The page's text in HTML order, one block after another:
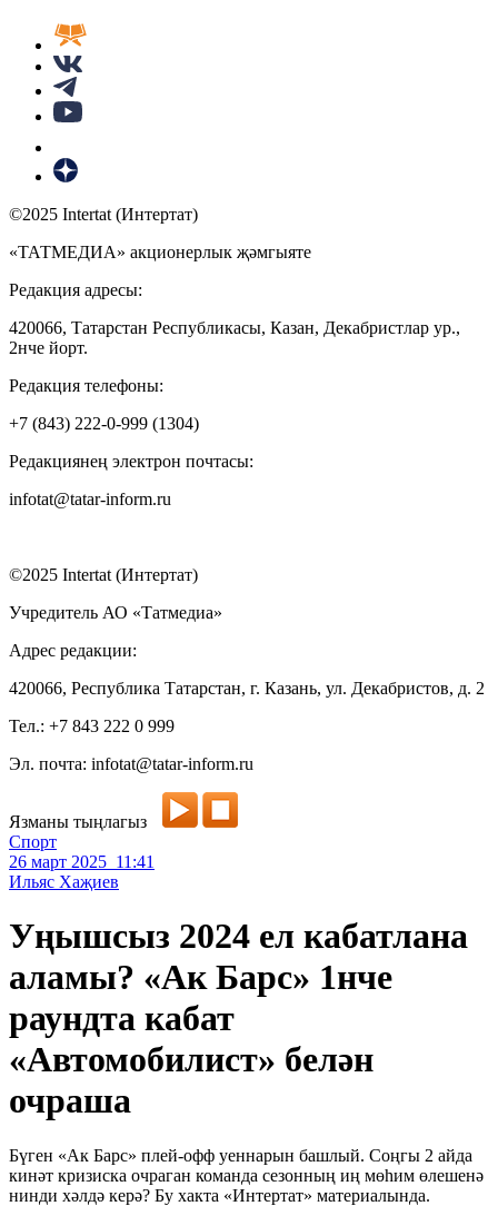
©2025 Intertat (Интертат)
«ТАТМЕДИА» акционерлык җәмгыяте
Редакция адресы:
420066, Татарстан Республикасы, Казан, Декабристлар ур.,
2нче йорт.
Редакция телефоны:
+7 (843) 222-0-999 (1304)
Редакциянең электрон почтасы:
infotat@tatar-inform.ru
©2025 Intertat (Интертат)
Учредитель АО «Татмедиа»
Адрес редакции:
420066, Республика Татарстан, г. Казань, ул. Декабристов, д. 2
Тел.: +7 843 222 0 999
Эл. почта: infotat@tatar-inform.ru
Язманы тыңлагыз
Спорт
26 март 2025 11:41
Ильяс Хаҗиев
Уңышсыз 2024 ел кабатлана
аламы? «Ак Барс» 1нче
раундта кабат
«Автомобилист» белән
очраша
Бүген «Ак Барс» плей-офф уеннарын башлый. Соңгы 2 айда
кинәт кризиска очраган команда сезонның иң мөһим өлешенә
нинди хәлдә керә? Бу хакта «Интертат» материалында.